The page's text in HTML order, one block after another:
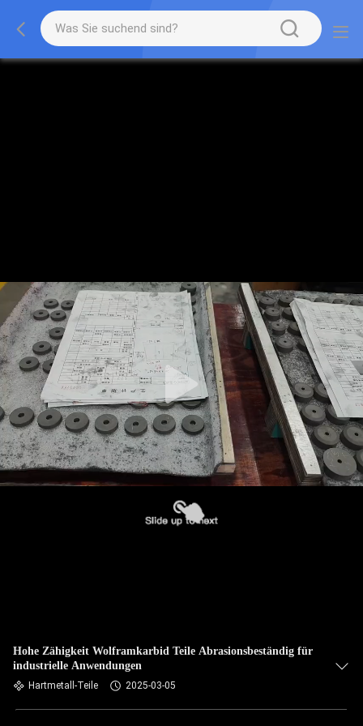
Hohe Zähigkeit Wolframkarbid Teile Abrasionsbeständig für
industrielle Anwendungen
Hartmetall-Teile 2025-03-05